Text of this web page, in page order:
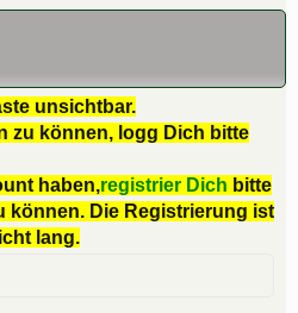
unsichtbar.
zu können, logg Dich bitte
haben,registrier Dich bitte
können. Die Registrierung ist
lang.